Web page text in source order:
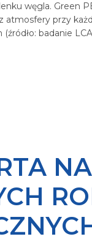
węgla. Green
atmosfery przy
badanie LCA